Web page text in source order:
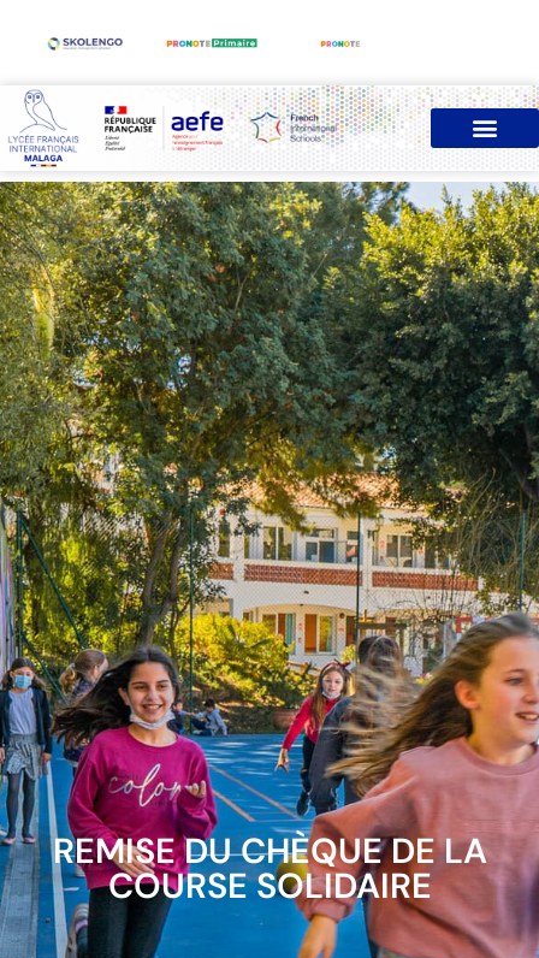
REMISE DU CHÈQUE DE LA
COURSE SOLIDAIRE